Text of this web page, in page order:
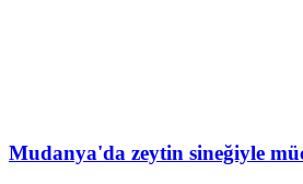
Mudanya'da zeytin sineğiyle